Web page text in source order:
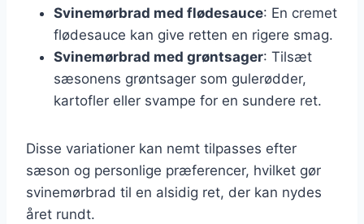
Svinemørbrad med flødesauce: En cremet
flødesauce kan give retten en rigere smag.
Svinemørbrad med grøntsager: Tilsæt
sæsonens grøntsager som gulerødder,
kartofler eller svampe for en sundere ret.
Disse variationer kan nemt tilpasses efter
sæson og personlige præferencer, hvilket gør
svinemørbrad til en alsidig ret, der kan nydes
året rundt.